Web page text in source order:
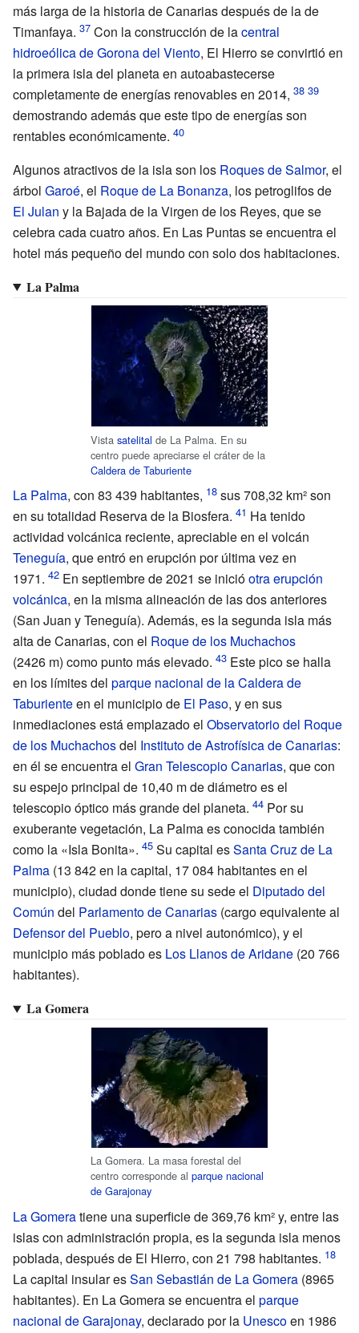
más larga de la historia de Canarias después de la de
Timanfaya.
Con la construcción de lacentral
hidroeólica de Gorona del Viento, El Hierro se convirtió en
la primera isla del planeta en autoabastecerse
completamente de energías renovables en 2014,
demostrando además que este tipo de energías son
rentables económicamente.
Algunos atractivos de la isla son los Roques de Salmor, el
árbol Garoé, el Roque de La Bonanza, los petroglifos de
El Julan y la Bajada de la Virgen de los Reyes, que se
celebra cada cuatro años. En Las Puntas se encuentra el
hotel más pequeño del mundo con solo dos habitaciones.
La Palma
Vista satelital de La Palma. En su
centro puede apreciarse el cráter de la
Caldera de Taburiente
La Palma, con 83 439 habitantes, sus 708,32 km² son
en su totalidad Reserva de la Biosfera.
Ha tenido
actividad volcánica reciente, apreciable en el volcán
Teneguía, que entró en erupción por última vez en
1971.
En septiembre de 2021 se inicióotra erupción
volcánica, en la misma alineación de las dos anteriores
(San Juan y Teneguía). Además, es la segunda isla más
alta de Canarias, con el Roque de los Muchachos
(2426 m) como punto más elevado.
Este pico se halla
en los límites del parque nacional de la Caldera de
Taburienteen el municipio de El Paso, y en sus
inmediaciones está emplazado el Observatorio del Roque
de los Muchachosdel Instituto de Astrofísica de Canarias:
en él se encuentra el Gran Telescopio Canarias, que con
su espejo principal de 10,40 m de diámetro es el
telescopio óptico más grande del planeta.
Por su
exuberante vegetación, La Palma es conocida también
como la «Isla Bonita».
Su capital esSanta Cruz de La
Palma (13 842 en la capital, 17084 habitantes en el
municipio), ciudad donde tiene su sede el Diputado del
Común del Parlamento de Canarias (cargo equivalente al
Defensor del Pueblo, pero a nivel autonómico), y el
municipio más poblado es Los Llanos de Aridane (20 766
habitantes).
La Gomera
La Gomera. La masa forestal del
centro corresponde al parque nacional
de Garajonay
La Gomeratiene una superficie de 369,76 km² y, entre las
islas con administración propia, es la segunda isla menos
poblada, después de El Hierro, con 21 798 habitantes.
La capital insular esSan Sebastián de La Gomera (8965
habitantes). En La Gomera se encuentra el parque
nacional de Garajonay, declarado por la Unescoen 1986